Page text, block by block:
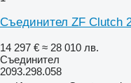
Съединител ZF Clutch
14 297 € ≈ 28 010 лв.
Съединител
2093.298.058